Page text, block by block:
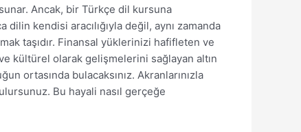
Ancak, bir Türkçe dil kursuna
kendisi aracılığıyla değil, aynı zamanda
taşıdır. Finansal yüklerinizi hafifleten ve
kültürel olarak gelişmelerini sağlayan altın
ortasında bulacaksınız. Akranlarınızla
Bu hayali nasıl gerçeğe